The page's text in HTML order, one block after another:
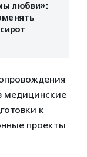
любви»:
медицинские
к
проекты